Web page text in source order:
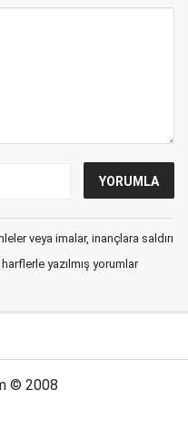
veya imalar, inançlara saldırı
yazılmış yorumlar
© 2008